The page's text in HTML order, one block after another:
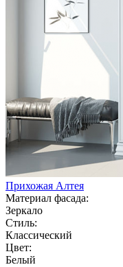
Прихожая Алтея
Материал фасада:
Зеркало
Стиль:
Классический
Цвет:
Белый